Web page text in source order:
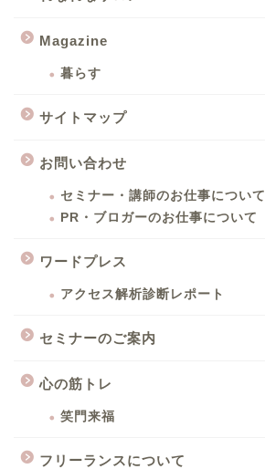
Magazine
暮らす
サイトマップ
お問い合わせ
セミナー・講師のお仕事について
PR・ブロガーのお仕事について
ワードプレス
アクセス解析診断レポート
セミナーのご案内
心の筋トレ
笑門来福
フリーランスについて